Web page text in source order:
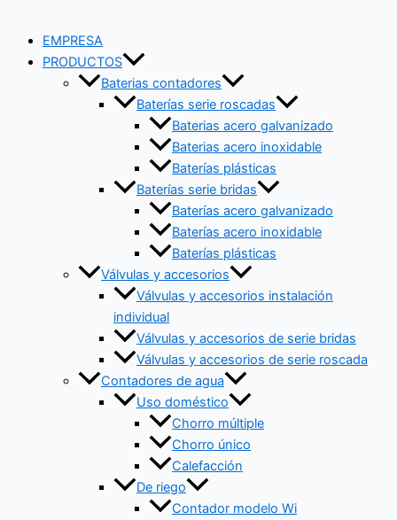
EMPRESA
PRODUCTOS
Baterias contadores
Baterías serie roscadas
Baterias acero galvanizado
Baterias acero inoxidable
Baterías plásticas
Baterías serie bridas
Baterías acero galvanizado
Baterías acero inoxidable
Baterías plásticas
Válvulas y accesorios
Válvulas y accesorios instalación
individual
Válvulas y accesorios de serie bridas
Válvulas y accesorios de serie roscada
Contadores de agua
Uso doméstico
Chorro múltiple
Chorro único
Calefacción
De riego
Contador modelo Wi